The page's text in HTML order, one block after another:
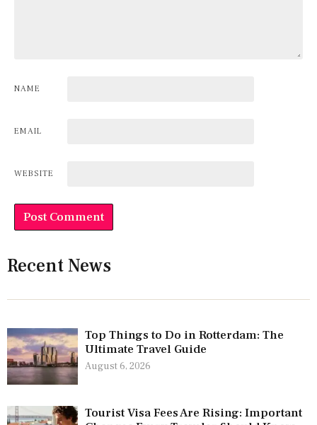
NAME
EMAIL
WEBSITE
Recent News
Top Things to Do in Rotterdam: The
Ultimate Travel Guide
August 6, 2026
Tourist Visa Fees Are Rising: Important